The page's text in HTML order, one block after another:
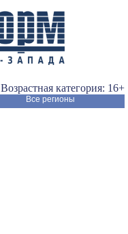
Возрастная категория: 16+
Все регионы